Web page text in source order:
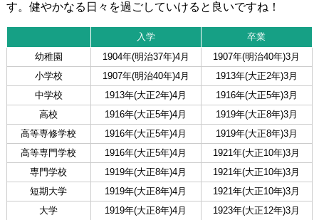
す。健やかなる日々を過ごしていけると良いですね！
入学
卒業
幼稚園
1904年(明治37年)4月
1907年(明治40年)3月
小学校
1907年(明治40年)4月
1913年(大正2年)3月
中学校
1913年(大正2年)4月
1916年(大正5年)3月
高校
1916年(大正5年)4月
1919年(大正8年)3月
高等専修学校
1916年(大正5年)4月
1919年(大正8年)3月
高等専門学校
1916年(大正5年)4月
1921年(大正10年)3月
専門学校
1919年(大正8年)4月
1921年(大正10年)3月
短期大学
1919年(大正8年)4月
1921年(大正10年)3月
大学
1919年(大正8年)4月
1923年(大正12年)3月